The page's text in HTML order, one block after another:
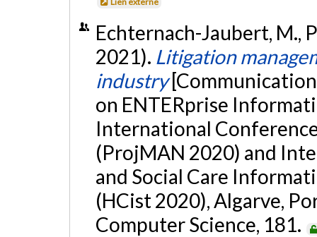
Echternach-Jaubert, M.,
2021). Litigation
industry
on ENTERprise
International
(ProjMAN 2020) and
and Social Care
(HCist 2020), Algarve,
Computer Science, 181.